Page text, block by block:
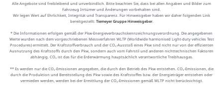
Alle Angebote sind freibleibend und unverbindlich. Bitte beachten Sie, dass bei allen Angaben und Bilder zum
Fahrzeug Irrtümer und Änderungen vorbehalten sind.
Wir legen Wert auf Ehrlichkeit, Integrität und Transparenz. Für Hinweisgeber haben wir daher folgenden Link
bereitgestellt: Tiemeyer Gruppe Hinweisgeber.
* Die Informationen erfolgen gemäß der Pkw-Energieverbrauchskennzeichnungsverordnung. Die angegebenen
Werte wurden nach dem vorgeschriebenen Messverfahren WLTP (Worldwide harmonised Light-duty vehicles Test
Procedures) ermittelt. Der Kraftstoffverbrauch und der CO₂-Ausstoß eines Pkw sind nicht nur von der effizienten
Ausnutzung des Kraftstoffs durch den Pkw, sondern auch vom Fahrstil und anderen nichttechnischen Faktoren
abhängig. CO₂ ist das für die Erderwärmung hauptsächlich verantwortliche Treibhausgas.
** Es werden nur die CO₂-Emissionen angegeben, die durch den Betrieb des Pkw entstehen. CO₂-Emissionen, die
durch die Produktion und Bereitstellung des Pkw sowie des Kraftstoffes bzw. der Energieträger entstehen oder
vermieden werden, werden bei der Ermittlung der CO₂-Emissionen gemäß WLTP nicht berücksichtigt.